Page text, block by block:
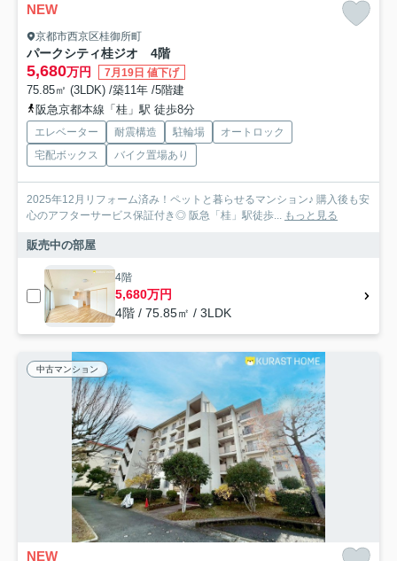
NEW
京都市西京区桂御所町
パークシティ桂ジオ 4階
5,680万円 7月19日 値下げ
75.85㎡ (3LDK) /築11年 /5階建
阪急京都本線「桂」駅 徒歩8分
エレベーター 耐震構造 駐輪場
オートロック
宅配ボックス
バイク置場あり
2025年12月リフォーム済み！ペットと暮らせるマンション♪ 購入後も安
心のアフターサービス保証付き◎ 阪急「桂」駅徒歩... もっと見る
販売中の部屋
4階
5,680万円
4階 / 75.85㎡ / 3LDK
中古マンション
NEW